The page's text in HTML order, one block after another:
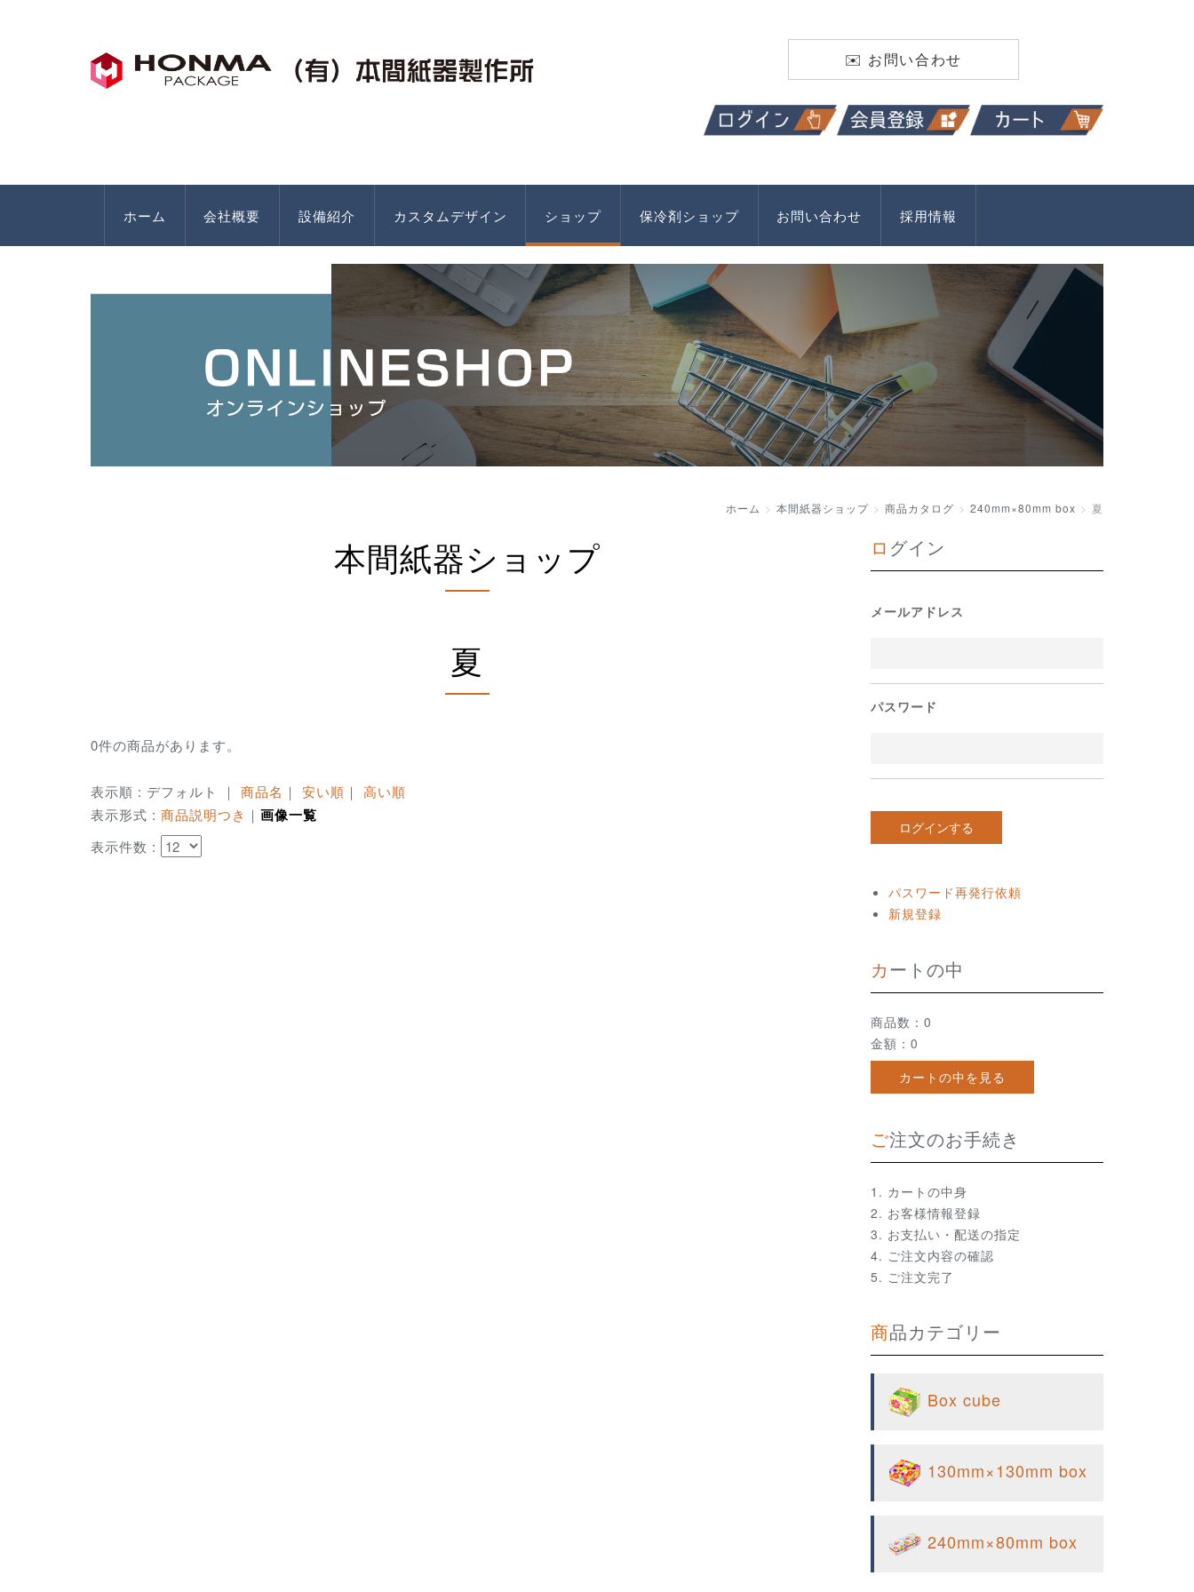
✉️ お問い合わせ
ホーム 会社概要 設備紹介 カスタムデザイン ショップ 保冷剤ショップ お問い合わせ 採用情報
ホーム 本間紙器ショップ 商品カタログ 240mm×80mm box 夏
本間紙器ショップ
夏
0件の商品があります。
表示順 : デフォルト ｜ 商品名 ｜ 安い順 ｜ 高い順
表示形式 : 商品説明つき ｜ 画像一覧
表示件数 :
ログイン
メールアドレス
パスワード
パスワード再発行依頼
新規登録
カートの中
商品数：0
金額：0
カートの中を見る
ご注文のお手続き
カートの中身
お客様情報登録
お支払い・配送の指定
ご注文内容の確認
ご注文完了
商品カテゴリー
Box cube
130mm×130mm box
240mm×80mm box